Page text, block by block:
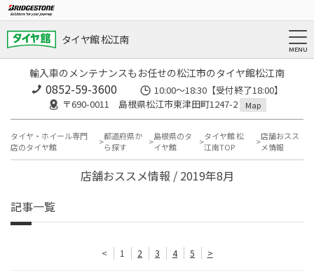
タイヤ館 松江南
輸入車のメンテナンスもお任せの松江市のタイヤ館松江南
0852-59-3600
10:00～18:30【受付終了18:00】
〒690-0011 島根県松江市東津田町1247-2
Map
タイヤ・ホイール専門
店のタイヤ館
都道府県か
ら探す
島根県のタ
イヤ館
タイヤ館 松
江南TOP
店舗おスス
メ情報
店舗おススメ情報 / 2019年8月
記事一覧
< 1 2 3 4 5 >